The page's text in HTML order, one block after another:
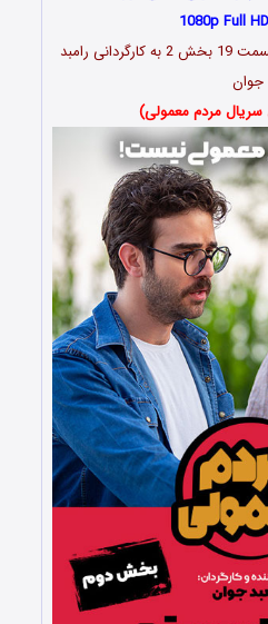
1080p Full
سریال کمدی مردم معمولی قسمت 19 بخش 2 به کارگردانی رامبد
جوان
سریال مردم معمولی)